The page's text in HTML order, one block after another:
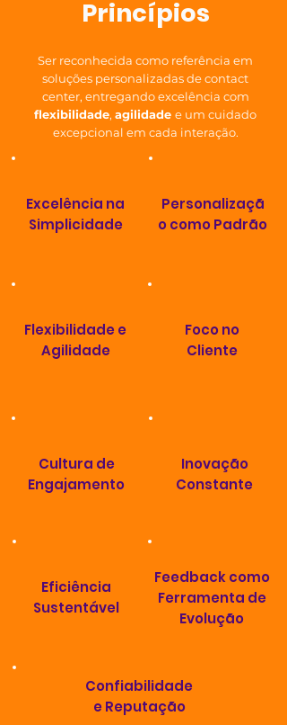
Princípios
Ser reconhecida como referência em
soluções personalizadas de contact
center, entregando excelência com
flexibilidade, agilidade e um cuidado
excepcional em cada interação.
Excelência na
Simplicidade
Personalizaçã
o como Padrão
Flexibilidade e
Agilidade
Foco no
Cliente
Cultura de
Engajamento
Inovação
Constante
Eficiência
Sustentável
Feedback como
Ferramenta de
Evolução
Confiabilidade
e Reputação